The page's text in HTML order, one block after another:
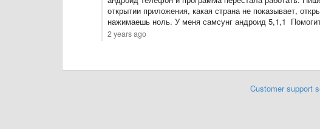
открытии приложения, какая страна не показывает,
нажимаешь ноль. У меня самсунг андроид 5,1,1
2 years ago
Customer support